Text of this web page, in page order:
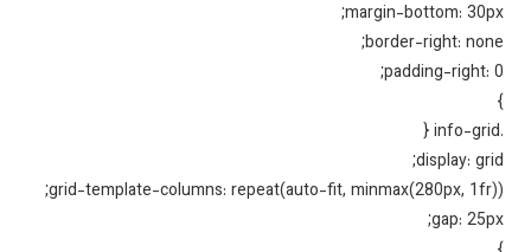
margin-bottom:
border-right:
padding-right:
display:
grid-template-columns: repeat(auto-fit, minmax(280px,
gap: